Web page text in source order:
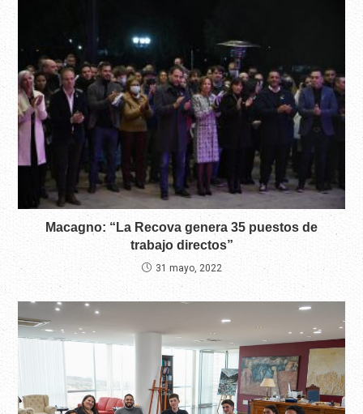
Macagno: “La Recova genera 35 puestos de
trabajo directos”
31 mayo, 2022